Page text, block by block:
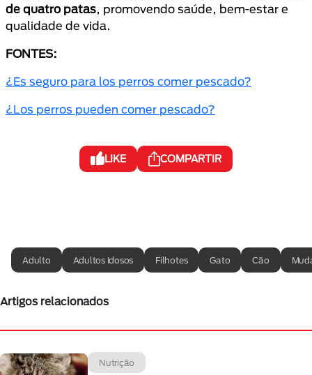
de quatro patas, promovendo saúde, bem-estar e
qualidade de vida.
FONTES:
¿Es seguro para los perros comer pescado?
¿Los perros pueden comer pescado?
LIKE COMPARTIR
Adulto Adultos Idosos Filhotes Gato Cão
Artigos relacionados
Nutrição